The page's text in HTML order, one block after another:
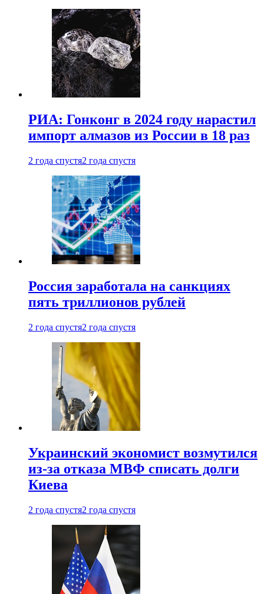
РИА: Гонконг в 2024 году нарастил
импорт алмазов из России в 18 раз
2 года спустя2 года спустя
Россия заработала на санкциях
пять триллионов рублей
2 года спустя2 года спустя
Украинский экономист возмутился
из-за отказа МВФ списать долги
Киева
2 года спустя2 года спустя